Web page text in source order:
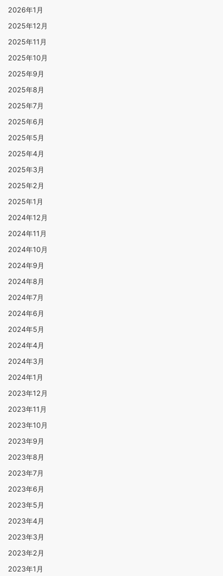
2026年1月
2025年12月
2025年11月
2025年10月
2025年9月
2025年8月
2025年7月
2025年6月
2025年5月
2025年4月
2025年3月
2025年2月
2025年1月
2024年12月
2024年11月
2024年10月
2024年9月
2024年8月
2024年7月
2024年6月
2024年5月
2024年4月
2024年3月
2024年1月
2023年12月
2023年11月
2023年10月
2023年9月
2023年8月
2023年7月
2023年6月
2023年5月
2023年4月
2023年3月
2023年2月
2023年1月